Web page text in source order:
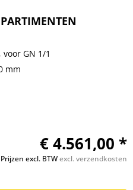
GN 1/1
mm
€ 4.561,00 *
Prijzen excl. BTWexcl. verzendkosten